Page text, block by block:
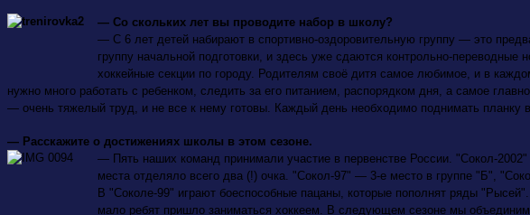
— Со скольких лет вы проводите набор в школу?
— С 6 лет детей набирают в спортивно-оздоровительную группу — это
группу начальной подготовки, и здесь уже сдаются контрольно-
хоккейные секции по городу. Родителям своё дитя самое любимое, и в
нужно много работать с ребенком, следить за его питанием, распорядком дня, а самое
— очень тяжелый труд, и не все к нему готовы. Каждый день необходимо поднимать планку
— Расскажите о достижениях школы в этом сезоне.
— Пять наших команд принимали участие в первенстве России. "Сокол-
места отделяло всего два (!) очка. "Сокол-97" — 3-е место в группе "Б",
В "Соколе-99" играют боеспособные пацаны, которые пополнят ряды
мало ребят пришло заниматься хоккеем. В следующем сезоне мы